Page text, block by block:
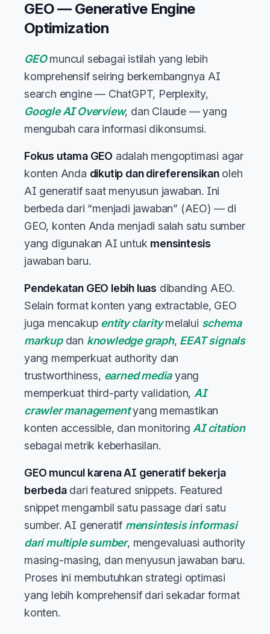
GEO — Generative Engine
Optimization
GEOmuncul sebagai istilah yang lebih
komprehensif seiring berkembangnya AI
search engine — ChatGPT, Perplexity,
Google AI Overview, dan Claude — yang
mengubah cara informasi dikonsumsi.
Fokus utama GEO adalah mengoptimasi agar
konten Anda dikutip dan direferensikanoleh
AI generatif saat menyusun jawaban. Ini
berbeda dari “menjadi jawaban” (AEO) — di
GEO, konten Anda menjadi salah satu sumber
yang digunakan AI untuk mensintesis
jawaban baru.
Pendekatan GEO lebih luas dibanding AEO.
Selain format konten yang extractable, GEO
juga mencakup entity claritymelalui schema
markupdan knowledge graph, EEAT signals
yang memperkuat authority dan
trustworthiness, earned mediayang
memperkuat third-party validation,AI
crawler managementyang memastikan
konten accessible, dan monitoringAI citation
sebagai metrik keberhasilan.
GEO muncul karena AI generatif bekerja
berbedadari featured snippets. Featured
snippet mengambil satu passage dari satu
sumber. AI generatif mensintesis informasi
dari multiple sumber, mengevaluasi authority
masing-masing, dan menyusun jawaban baru.
Proses ini membutuhkan strategi optimasi
yang lebih komprehensif dari sekadar format
konten.